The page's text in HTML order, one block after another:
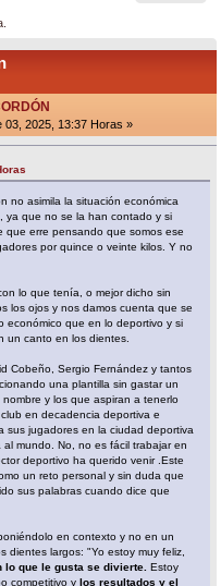
03, 2025, 13:37 Horas »
no asimila la situación económica
ya que no se la han contado y si
que erre pensando que somos ese
por quince o veinte kilos. Y no
lo que tenía, o mejor dicho sin
los ojos y nos damos cuenta que se
económico que en lo deportivo y si
un canto en los dientes.
Cobeño, Sergio Fernández y tantos
una plantilla sin gastar un
y los que aspiran a tenerlo
en decadencia deportiva e
sus jugadores en la ciudad deportiva
mundo. No, no es fácil trabajar en
deportivo ha querido venir .Este
un reto personal y sin duda que
sus palabras cuando dice que
en contexto y no en un
dientes largos: "Yo estoy muy feliz,
lo que le gusta se divierte.Estoy
competitivo ylos resultados y el